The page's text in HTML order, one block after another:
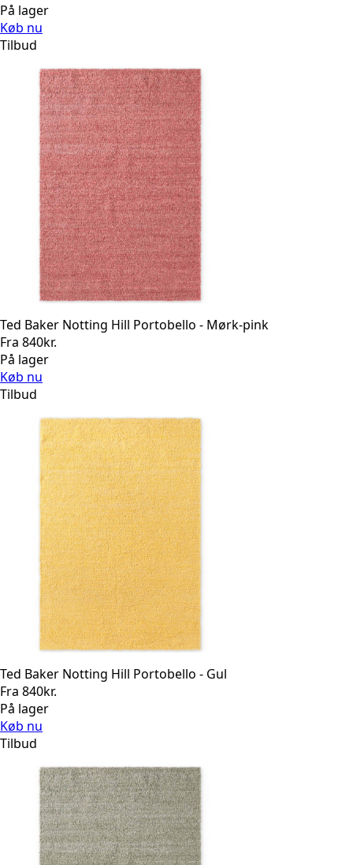
På lager
Køb nu
Tilbud
Ted Baker Notting Hill Portobello - Mørk-pink
Fra 840kr.
På lager
Køb nu
Tilbud
Ted Baker Notting Hill Portobello - Gul
Fra 840kr.
På lager
Køb nu
Tilbud